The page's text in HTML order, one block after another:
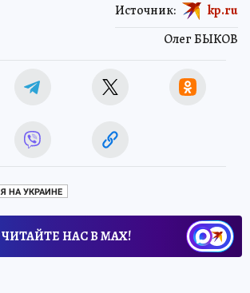
Олег БЫКОВ
Источник: kp.ru
НА УКРАИНЕ
ЧИТАЙТЕ НАС В МАХ!